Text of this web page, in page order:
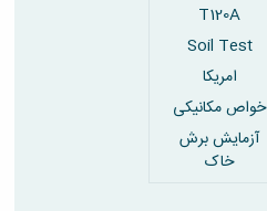
T120A
Soil Test
امریکا
خواص مکانیکی
آزمایش برش
خاک